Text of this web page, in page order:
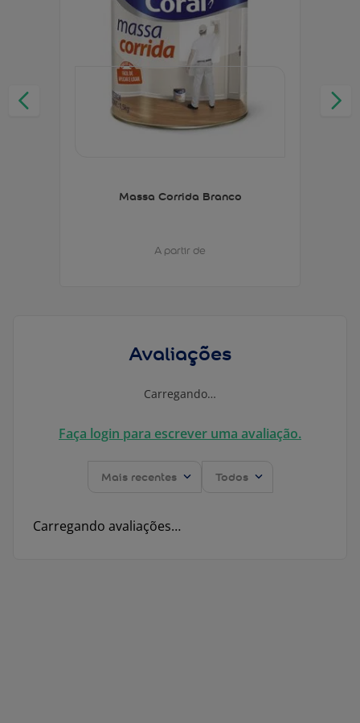
Massa Corrida Branco
A partir de
Avaliações
Carregando…
Faça login para escrever uma avaliação.
Mais recentes Todos
Carregando avaliações…